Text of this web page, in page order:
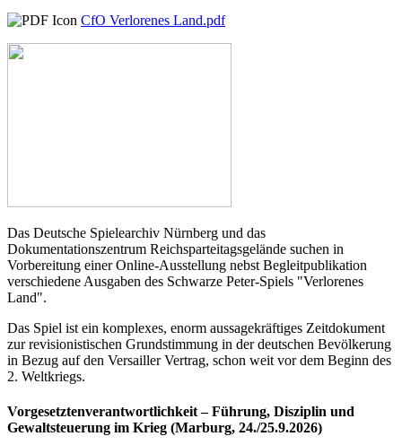
CfO Verlorenes Land.pdf
Das Deutsche Spielearchiv Nürnberg und das
Dokumentationszentrum Reichsparteitagsgelände suchen in
Vorbereitung einer Online-Ausstellung nebst Begleitpublikation
verschiedene Ausgaben des Schwarze Peter-Spiels "Verlorenes
Land".
Das Spiel ist ein komplexes, enorm aussagekräftiges Zeitdokument
zur revisionistischen Grundstimmung in der deutschen Bevölkerung
in Bezug auf den Versailler Vertrag, schon weit vor dem Beginn des
2. Weltkriegs.
Vorgesetztenverantwortlichkeit – Führung, Disziplin und
Gewaltsteuerung im Krieg (Marburg, 24./25.9.2026)